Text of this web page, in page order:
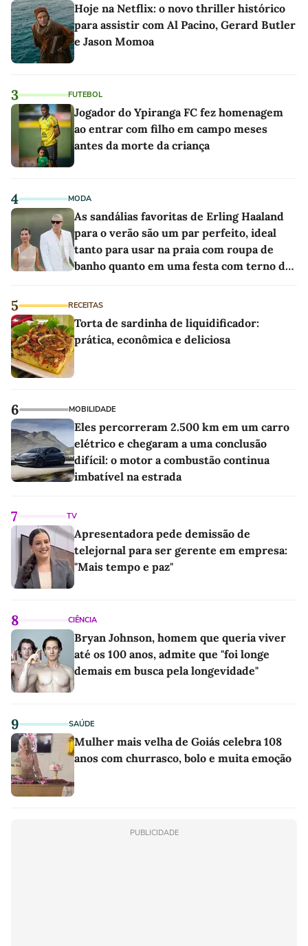
Hoje na Netflix: o novo thriller histórico
para assistir com Al Pacino, Gerard Butler
e Jason Momoa
3 FUTEBOL
Jogador do Ypiranga FC fez homenagem
ao entrar com filho em campo meses
antes da morte da criança
4 MODA
As sandálias favoritas de Erling Haaland
para o verão são um par perfeito, ideal
tanto para usar na praia com roupa de
banho quanto em uma festa com terno de
5 RECEITAS
Torta de sardinha de liquidificador:
prática, econômica e deliciosa
6 MOBILIDADE
Eles percorreram 2.500 km em um carro
elétrico e chegaram a uma conclusão
difícil: o motor a combustão continua
imbatível na estrada
7 TV
Apresentadora pede demissão de
telejornal para ser gerente em empresa:
"Mais tempo e paz"
8 CIÊNCIA
Bryan Johnson, homem que queria viver
até os 100 anos, admite que "foi longe
demais em busca pela longevidade"
9 SAÚDE
Mulher mais velha de Goiás celebra 108
anos com churrasco, bolo e muita emoção
PUBLICIDADE